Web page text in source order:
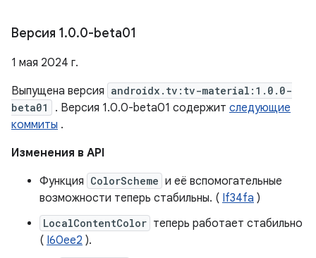
Версия 1.0.0-beta01
1 мая 2024 г.
Выпущена версия androidx.tv:tv-material:1.0.0-
beta01
. Версия 1.0.0-beta01 содержит следующие
коммиты .
Изменения в API
Функция ColorScheme и её вспомогательные
возможности теперь стабильны. ( If34fa )
LocalContentColor теперь работает стабильно
( I60ee2 ).